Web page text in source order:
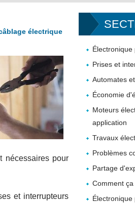
électrique
nécessaires pour
et interrupteurs
Électronique
Prises et
Automates
Économie
Moteurs
application
Travaux
Problèmes
Partage
Comment
Électronique